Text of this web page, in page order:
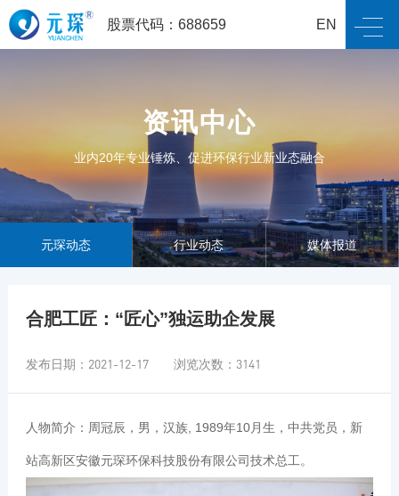
股票代码：688659 EN
资讯中心
业内20年专业锤炼、促进环保行业新业态融合
元琛动态 行业动态 媒体报道
合肥工匠：“匠心”独运助企发展
发布日期：2021-12-17 浏览次数：3141
人物简介：周冠辰，男，汉族, 1989年10月生，中共党员，新
站高新区安徽元琛环保科技股份有限公司技术总工。